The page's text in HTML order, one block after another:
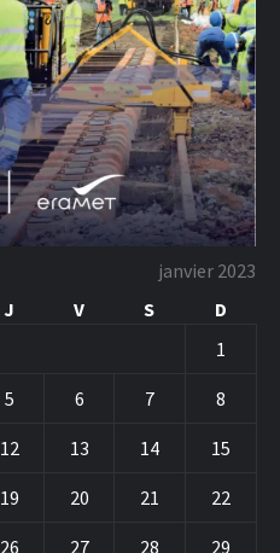
janvier 2023
J V S
D
1
5 6 7 8
12 13 14 15
19 20 21 22
26 27 28 29